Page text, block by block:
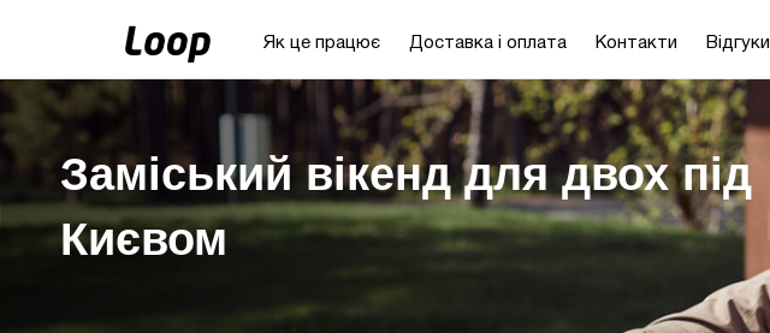
Як це працює Доставка і оплата Контакти Відгуки
Заміський вікенд для двох під
Києвом